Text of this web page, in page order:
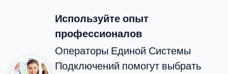
Используйте опыт
профессионалов
Операторы Единой Системы
Подключений помогут выбрать